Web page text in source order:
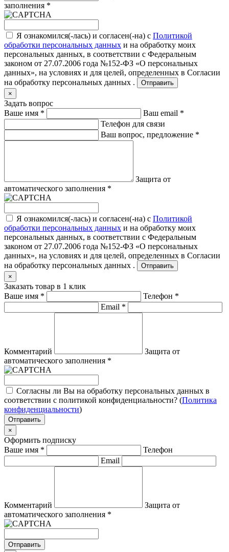
заполнения *
Я ознакомился(-лась) и согласен(-на) с Политикой
обработки персональных данных и на обработку моих
персональных данных, в соответствии с Федеральным
законом от 27.07.2006 года №152-ФЗ «О персональных
данных», на условиях и для целей, определенных в Согласии
на обработку персональных данных .
Отправить
×
Задать вопрос
Ваше имя * Ваш email *
Телефон для связи
Ваш вопрос, предложение *
Защита от
автоматического заполнения *
Я ознакомился(-лась) и согласен(-на) с Политикой
обработки персональных данных и на обработку моих
персональных данных, в соответствии с Федеральным
законом от 27.07.2006 года №152-ФЗ «О персональных
данных», на условиях и для целей, определенных в Согласии
на обработку персональных данных .
Отправить
×
Заказать товар в 1 клик
Ваше имя * Телефон *
Email *
Комментарий
Защита от
автоматического заполнения *
Согласны ли Вы на обработку персональных данных в
соответствии с политикой конфиденциальности? (Политика
конфиденциальности)
Отправить
×
Оформить подписку
Ваше имя *
Телефон
Email
Комментарий
Защита от
автоматического заполнения *
Отправить